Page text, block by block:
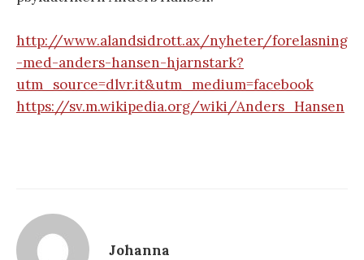
http://www.alandsidrott.ax/nyheter/forelasning
-med-anders-hansen-hjarnstark?
utm_source=dlvr.it&utm_medium=facebook
https://sv.m.wikipedia.org/wiki/Anders_Hansen
Johanna